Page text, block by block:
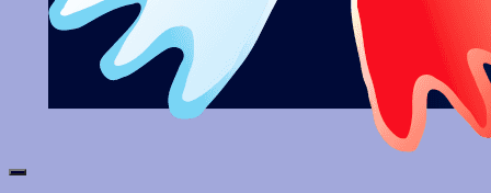
Ouvrir/fermer